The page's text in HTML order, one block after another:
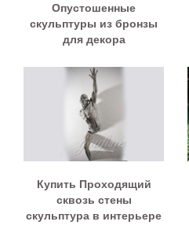
Опустошенные
скульптуры из бронзы
для декора
Купить Проходящий
сквозь стены
скульптура в интерьере